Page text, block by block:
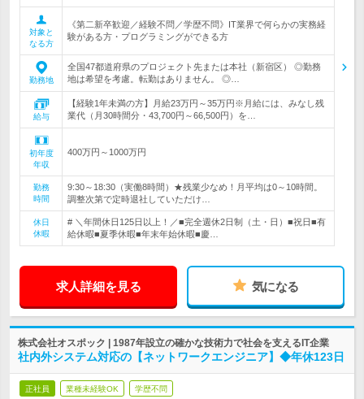
対象と
なる方
《第二新卒歓迎／経験不問／学歴不問》IT業界で何らかの実務経
験がある方・プログラミングができる方
勤務地
全国47都道府県のプロジェクト先または本社（新宿区） ◎勤務
地は希望を考慮。転勤はありません。 ◎…
給与
【経験1年未満の方】月給23万円～35万円※月給には、みなし残
業代（月30時間分・43,700円～66,500円）を…
初年度
年収
400万円～1000万円
勤務
時間
9:30～18:30（実働8時間）★残業少なめ！月平均は0～10時間。
調整次第で定時退社していただけ…
休日
休暇
# ＼年間休日125日以上！／■完全週休2日制（土・日）■祝日■有
給休暇■夏季休暇■年末年始休暇■慶…
求人詳細を見る 気になる
株式会社オスポック | 1987年設立の確かな技術力で社会を支えるIT企業
社内外システム対応の【ネットワークエンジニア】◆年休123日
正社員 業種未経験OK 学歴不問